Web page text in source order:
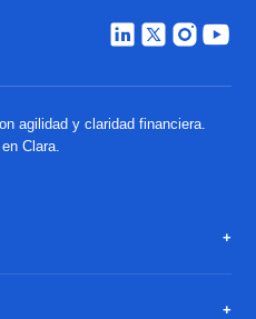
agilidad y claridad financiera.
Clara.